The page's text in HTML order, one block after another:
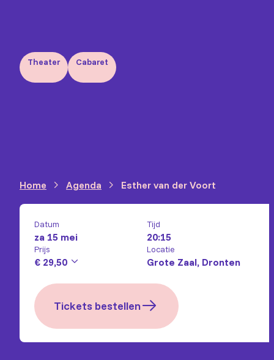
Theater Cabaret
Home Agenda Esther van der Voort
Datum
za 15 mei
Tijd
20:15
Prijs
€ 29,50
Locatie
Grote Zaal, Dronten
Tickets bestellen